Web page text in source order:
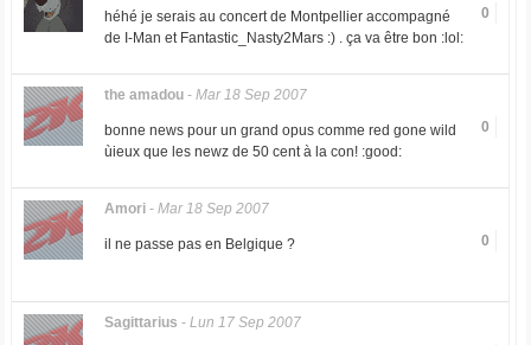
0
héhé je serais au concert de Montpellier accompagné
de I-Man et Fantastic_Nasty2Mars :) . ça va être bon :lol:
the amadou- Mar 18 Sep 2007
0
bonne news pour un grand opus comme red gone wild
ùieux que les newz de 50 cent à la con! :good:
Amori- Mar 18 Sep 2007
0
il ne passe pas en Belgique ?
Sagittarius - Lun 17 Sep 2007